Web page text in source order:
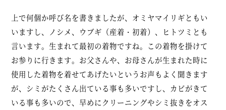
上で何個か呼び名を書きましたが、オミヤマイリギともい
いますし、ノシメ、ウブギ（産着・初着）、ヒトツミとも
言います。生まれて最初の着物ですね。この着物を掛けて
お参りに行きます。お父さんや、お母さんが生まれた時に
使用した着物を着せてあげたいというお声もよく聞きます
が、シミがたくさん出ている事も多いですし、カビがきて
いる事も多いので、早めにクリーニングやシミ抜きをオス